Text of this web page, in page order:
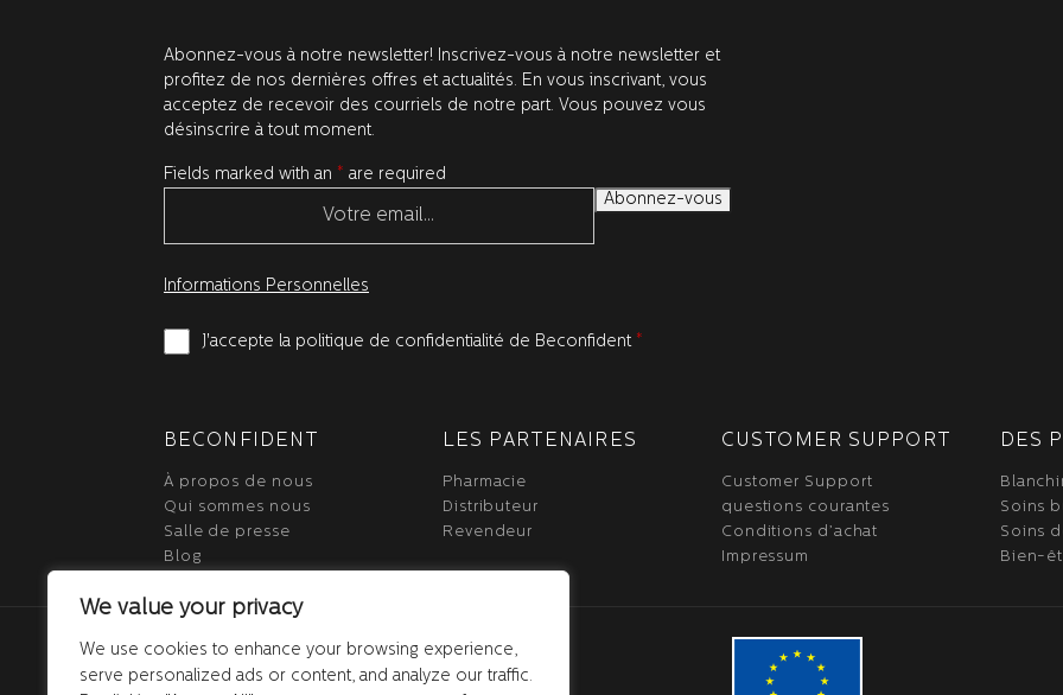
We value your privacy
We use cookies to enhance your browsing experience,
serve personalized ads or content, and analyze our traffic.
Abonnez-vous à notre newsletter! Inscrivez-vous à notre newsletter et
profitez de nos dernières offres et actualités. En vous inscrivant, vous
acceptez de recevoir des courriels de notre part. Vous pouvez vous
désinscrire à tout moment.
Fields marked with an * are required
Informations Personnelles
J'accepte la politique de confidentialité de Beconfident *
BECONFIDENT
À propos de nous
Qui sommes nous
Salle de presse
Blog
LES PARTENAIRES
Pharmacie
Distributeur
Revendeur
CUSTOMER SUPPORT
Customer Support
questions courantes
Conditions d’achat
Impressum
DES
Soins
Soins
Bien-